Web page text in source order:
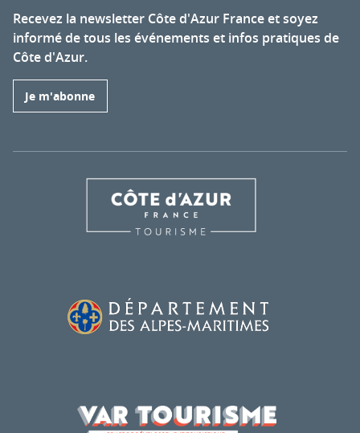
Recevez la newsletter Côte d'Azur France et soyez
informé de tous les événements et infos pratiques de
Côte d'Azur.
Je m'abonne